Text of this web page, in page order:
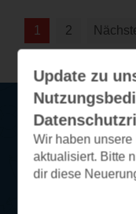
1 2
Update zu
Wir haben unsere
aktualisiert. Bitte
dir diese